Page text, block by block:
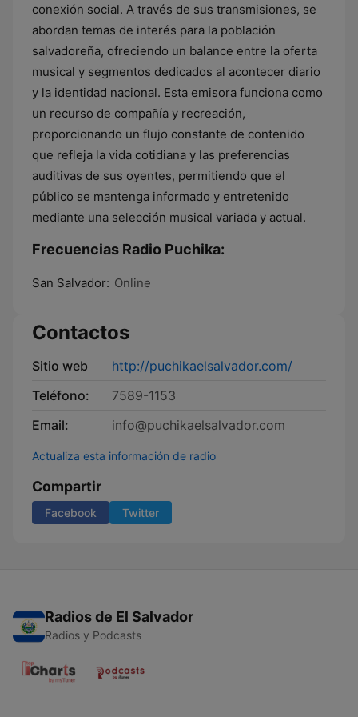
conexión social. A través de sus transmisiones, se
abordan temas de interés para la población
salvadoreña, ofreciendo un balance entre la oferta
musical y segmentos dedicados al acontecer diario
y la identidad nacional. Esta emisora funciona como
un recurso de compañía y recreación,
proporcionando un flujo constante de contenido
que refleja la vida cotidiana y las preferencias
auditivas de sus oyentes, permitiendo que el
público se mantenga informado y entretenido
mediante una selección musical variada y actual.
Frecuencias Radio Puchika:
San Salvador: Online
Contactos
Sitio web
http://puchikaelsalvador.com/
Teléfono:
7589-1153
Email:
info@puchikaelsalvador.com
Actualiza esta información de radio
Compartir
Facebook Twitter
Radios de El Salvador
Radios y Podcasts